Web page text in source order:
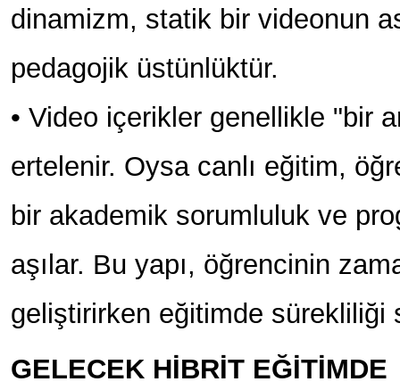
dinamizm, statik bir videonun
pedagojik üstünlüktür.
• Video içerikler genellikle "bir
ertelenir. Oysa canlı eğitim,
bir akademik sorumluluk ve
aşılar. Bu yapı, öğrencinin
geliştirirken eğitimde sürekliliği
GELECEK HİBRİT EĞİTİMDE